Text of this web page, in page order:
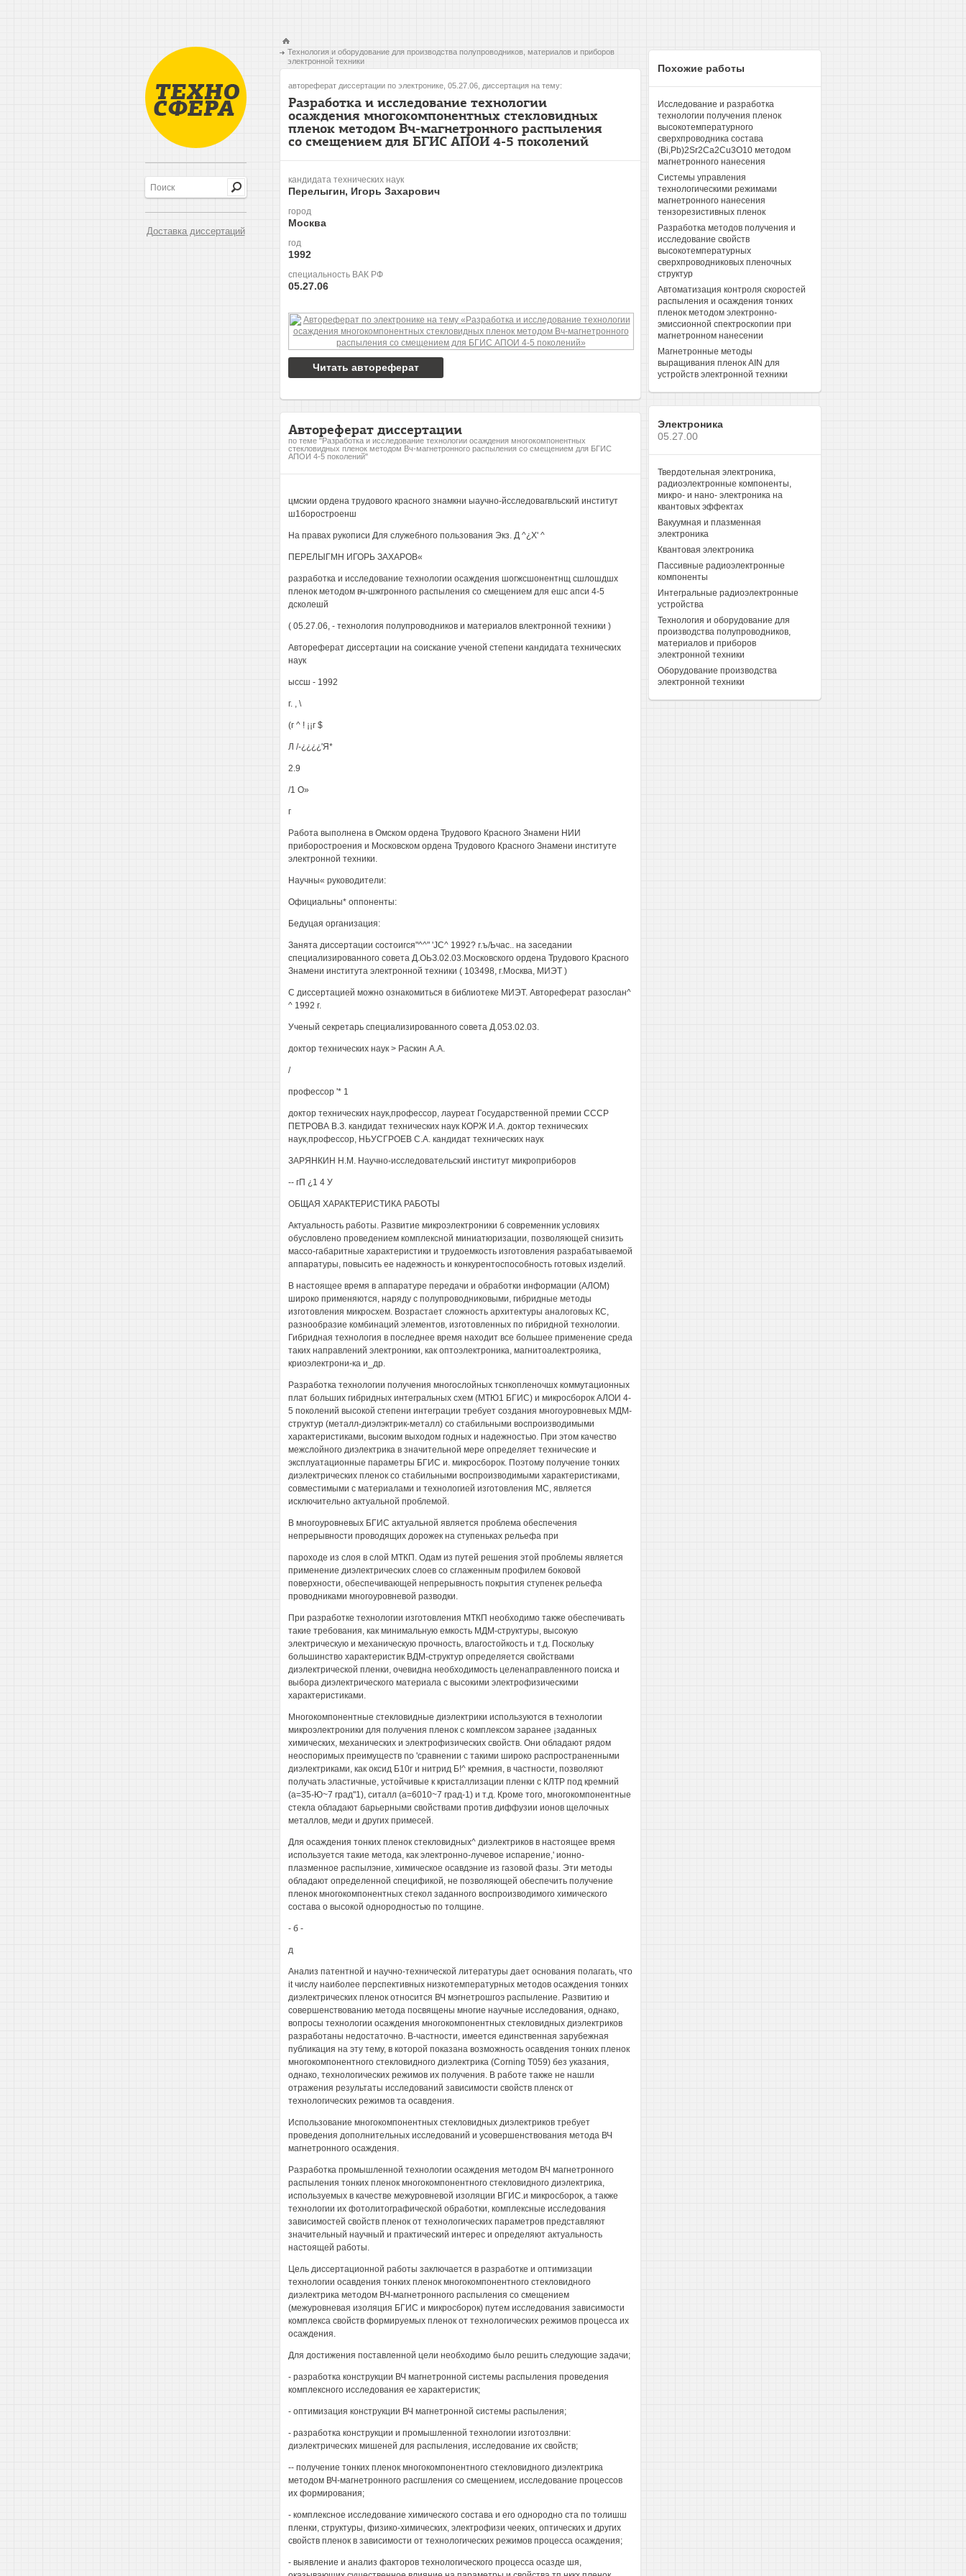
Доставка диссертаций
Технология и оборудование для производства полупроводников, материалов и приборов
электронной техники
автореферат диссертации по электронике, 05.27.06, диссертация на тему:
Разработка и исследование технологии
осаждения многокомпонентных стекловидных
пленок методом Вч-магнетронного распыления
со смещением для БГИС АПОИ 4-5 поколений
кандидата технических наук
Перелыгин, Игорь Захарович
город
Москва
год
1992
специальность ВАК РФ
05.27.06
Читать автореферат
Автореферат диссертации
по теме "Разработка и исследование технологии осаждения многокомпонентных
стекловидных пленок методом Вч-магнетронного распыления со смещением для БГИС
АПОИ 4-5 поколений"
цмскии ордена трудового красного знамкни ыаучно-йсследовагвльский институт
ш1боростроенш
На правах рукописи Для служебного пользования Экз. Д ^¿Х' ^
ПЕРЕЛЫГМН ИГОРЬ ЗАХАРОВ«
разработка и исследование технологии осаждения шогжсшонентнщ сшлошдшх
пленок методом вч-шжгронного распыления со смещением для ешс апси 4-5
дсколешй
( 05.27.06, - технология полупроводников и материалов влектронной техники )
Автореферат диссертации на соискание ученой степени кандидата технических
наук
ыссш - 1992
г. , \
(г ^ ! ¡¡г $
Л /-¿¿¿¿'Я*
2.9
/1 О»
г
Работа выполнена в Омском ордена Трудового Красного Знамени НИИ
приборостроения и Московском ордена Трудового Красного Знамени институте
электронной техники.
Научны« руководители:
Официальны* оппоненты:
Бедуцая организация:
Занята диссертации состоигся"^^" 'JC^ 1992? г.ъ/Ьчас.. на заседании
специализированного совета Д.ОЬЗ.02.03.Московского ордена Трудового Красного
Знамени института электронной техники ( 103498, г.Москва, МИЭТ )
С диссертацией можно ознакомиться в библиотеке МИЭТ. Автореферат разослан^
^ 1992 г.
Ученый секретарь специализированного совета Д.053.02.03.
доктор технических наук > Раскин A.A.
/
профессор '* 1
доктор технических наук,профессор, лауреат Государственной премии СССР
ПЕТРОВА В.З. кандидат технических наук КОРЖ И.А. доктор технических
наук,профессор, НЬУСГРОЕВ С.А. кандидат технических наук
ЗАРЯНКИН Н.М. Научно-исследовательский институт микроприборов
-- гП ¿1 4 У
ОБЩАЯ ХАРАКТЕРИСТИКА РАБОТЫ
Актуальность работы. Развитие микроэлектроники б современник условиях
обусловлено проведением комплексной миниатюризации, позволяющей снизить
массо-габаритные характеристики и трудоемкость изготовления разрабатываемой
аппаратуры, повысить ее надежность и конкурентоспособность готовых изделий.
В настоящее время в аппаратуре передачи и обработки информации (АЛОМ)
широко применяются, наряду с полупроводниковыми, гибридные методы
изготовления микросхем. Возрастает сложность архитектуры аналоговых КС,
разнообразие комбинаций элементов, изготовленных по гибридной технологии.
Гибридная технология в последнее время находит все большее применение среда
таких направлений электроники, как оптоэлектроника, магнитоалектрояика,
криоэлектрони-ка и_др.
Разработка технологии получения многослойных тснкопленочшх коммутационных
плат больших гибридных интегральных схем (МТЮ1 БГИС) и микросборок АЛОИ 4-
5 поколений высокой степени интеграции требует создания многоуровневых МДМ-
структур (металл-диэлэктрик-металл) со стабильными воспроизводимыми
характеристиками, высоким выходом годных и надежностью. При этом качество
межслойного диэлектрика в значительной мере определяет технические и
эксплуатационные параметры БГИС и. микросборок. Поэтому получение тонких
диэлектрических пленок со стабильными воспроизводимыми характеристиками,
совместимыми с материалами и технологией изготовления МС, является
исключительно актуальной проблемой.
В многоуровневых БГИС актуальной является проблема обеспечения
непрерывности проводящих дорожек на ступеньках рельефа при
пароходе из слоя в слой МТКП. Одам из путей решения этой проблемы является
применение диэлектрических слоев со сглаженным профилем боковой
поверхности, обеспечивающей непрерывность покрытия ступенек рельефа
проводниками многоуровневой разводки.
При разработке технологии изготовления МТКП необходимо также обеспечивать
такие требования, как минимальную емкость МДМ-структуры, высокую
электрическую и механическую прочность, влагостойкость и т.д. Поскольку
большинство характеристик ВДМ-структур определяется свойствами
диэлектрической пленки, очевидна необходимость целенаправленного поиска и
выбора диэлектрического материала с высокими электрофизическими
характеристиками.
Многокомпонентные стекловидные диэлектрики используются в технологии
микроэлектроники для получения пленок с комплексом заранее ¡заданных
химических, механических и электрофизических свойств. Они обладают рядом
неоспоримых преимуществ по 'сравнении с такими широко распространенными
диэлектриками, как оксид Б10г и нитрид Б!^ кремния, в частности, позволяют
получать эластичные, устойчивые к кристаллизации пленки с КЛТР под кремний
(а=35-Ю~7 град"1), ситалл (а=6010~7 град-1) и т.д. Кроме того, многокомпонентные
стекла обладают барьерными свойствами против диффузии ионов щелочных
металлов, меди и других примесей.
Для осаждения тонких пленок стекловидных^ диэлектриков в настоящее время
используется такие метода, как электронно-лучевое испарение,' ионно-
плазменное распылэние, химическое осавдэние из газовой фазы. Эти методы
обладают определенной спецификой, не позволяющей обеспечить получение
пленок многокомпонентных стекол заданного воспроизводимого химического
состава о высокой однородностью по толщине.
- б -
д
Анализ патентной и научно-технической литературы дает основания полагать, что
it числу наиболее перспективных низкотемпературных методов осаждения тонких
диэлектрических пленок относится ВЧ мэгнетрошгоэ распыление. Развитию и
совершенствованию метода посвящены многие научные исследования, однако,
вопросы технологии осаждения многокомпонентных стекловидных диэлектриков
разработаны недостаточно. В-частности, имеется единственная зарубежная
публикация на эту тему, в которой показана возможность осавдения тонких пленок
многокомпонентного стекловидного диэлектрика (Corning Т059) без указания,
однако, технологических режимов их получения. В работе также не нашли
отражения результаты исследований зависимости свойств пленск от
технологических режимов та осавдения.
Использование многокомпонентных стекловидных диэлектриков требует
проведения дополнительных исследований и усовершенствования метода ВЧ
магнетронного осаждения.
Разработка промышленной технологии осаждения методом ВЧ магнетронного
распыления тонких пленок многокомпонентного стекловидного диэлектрика,
используемых в качестве межуровневой изоляции ВГИС.и микросборок, а также
технологии их фотолитографической обработки, комплексные исследования
зависимостей свойств пленок от технологических параметров представляют
значительный научный и практический интерес и определяют актуальность
настоящей работы.
Цель диссертационной работы заключается в разработке и оптимизации
технологии осавдения тонких пленок многокомпонентного стекловидного
диэлектрика методом ВЧ-магнетронного распыления со смещением
(межуровневая изоляция БГИС и микросборок) путем исследования зависимости
комплекса свойств формируемых пленок от технологических режимов процесса их
осаждения.
Для достижения поставленной цели необходимо было решить следующие задачи;
- разработка конструкции ВЧ магнетронной системы распыления проведения
комплексного исследования ее характеристик;
- оптимизация конструкции ВЧ магнетронной системы распыления;
- разработка конструкции и промышленной технологии изготозлвни:
диэлектрических мишеней для распыления, исследование их свойств;
-- получение тонких пленок многокомпонентного стекловидного диэлектрика
методом ВЧ-магнетронного расгшления со смещением, исследование процессов
их формирования;
- комплексное исследование химического состава и его однородно ста по толишш
пленки, структуры, физико-химических, электрофизи чееких, оптических и других
свойств пленок в зависимости от технологических режимов процесса осаждения;
- выявление и анализ факторов технологического процесса осазде шя,
Похожие работы
Исследование и разработка
технологии получения пленок
высокотемпературного
сверхпроводника состава
(Bi,Pb)2Sr2Ca2Cu3O10 методом
магнетронного нанесения
Системы управления
технологическими режимами
магнетронного нанесения
тензорезистивных пленок
Разработка методов получения и
исследование свойств
высокотемпературных
сверхпроводниковых пленочных
структур
Автоматизация контроля скоростей
распыления и осаждения тонких
пленок методом электронно-
эмиссионной спектроскопии при
магнетронном нанесении
Магнетронные методы
выращивания пленок AIN для
устройств электронной техники
Электроника
05.27.00
Твердотельная электроника,
радиоэлектронные компоненты,
микро- и нано- электроника на
квантовых эффектах
Вакуумная и плазменная
электроника
Квантовая электроника
Пассивные радиоэлектронные
компоненты
Интегральные радиоэлектронные
устройства
Технология и оборудование для
производства полупроводников,
материалов и приборов
электронной техники
Оборудование производства
электронной техники